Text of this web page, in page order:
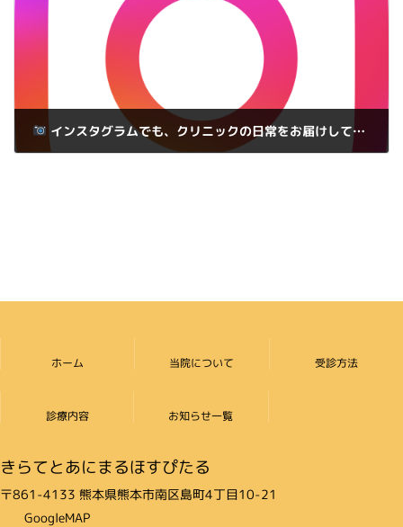
インスタグラムでも、クリニックの日常をお届けしています
ホーム 当院について 受診方法
診療内容 お知らせ一覧
きらてとあにまるほすぴたる
〒861-4133 熊本県熊本市南区島町4丁目10-21
GoogleMAP